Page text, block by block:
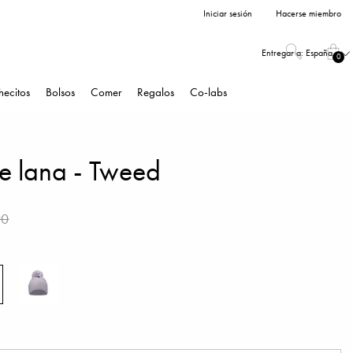
Iniciar sesión Hacerse miembro
Entregar a: España 0
Bolsos Comer Regalos Co-labs
lana - Tweed